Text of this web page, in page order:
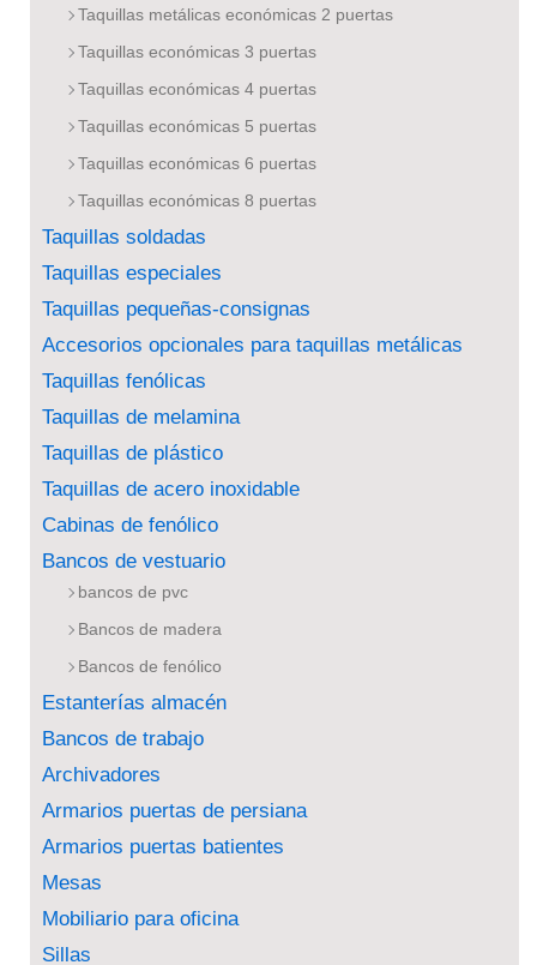
Taquillas metálicas económicas 2 puertas
Taquillas económicas 3 puertas
Taquillas económicas 4 puertas
Taquillas económicas 5 puertas
Taquillas económicas 6 puertas
Taquillas económicas 8 puertas
Taquillas soldadas
Taquillas especiales
Taquillas pequeñas-consignas
Accesorios opcionales para taquillas metálicas
Taquillas fenólicas
Taquillas de melamina
Taquillas de plástico
Taquillas de acero inoxidable
Cabinas de fenólico
Bancos de vestuario
bancos de pvc
Bancos de madera
Bancos de fenólico
Estanterías almacén
Bancos de trabajo
Archivadores
Armarios puertas de persiana
Armarios puertas batientes
Mesas
Mobiliario para oficina
Sillas